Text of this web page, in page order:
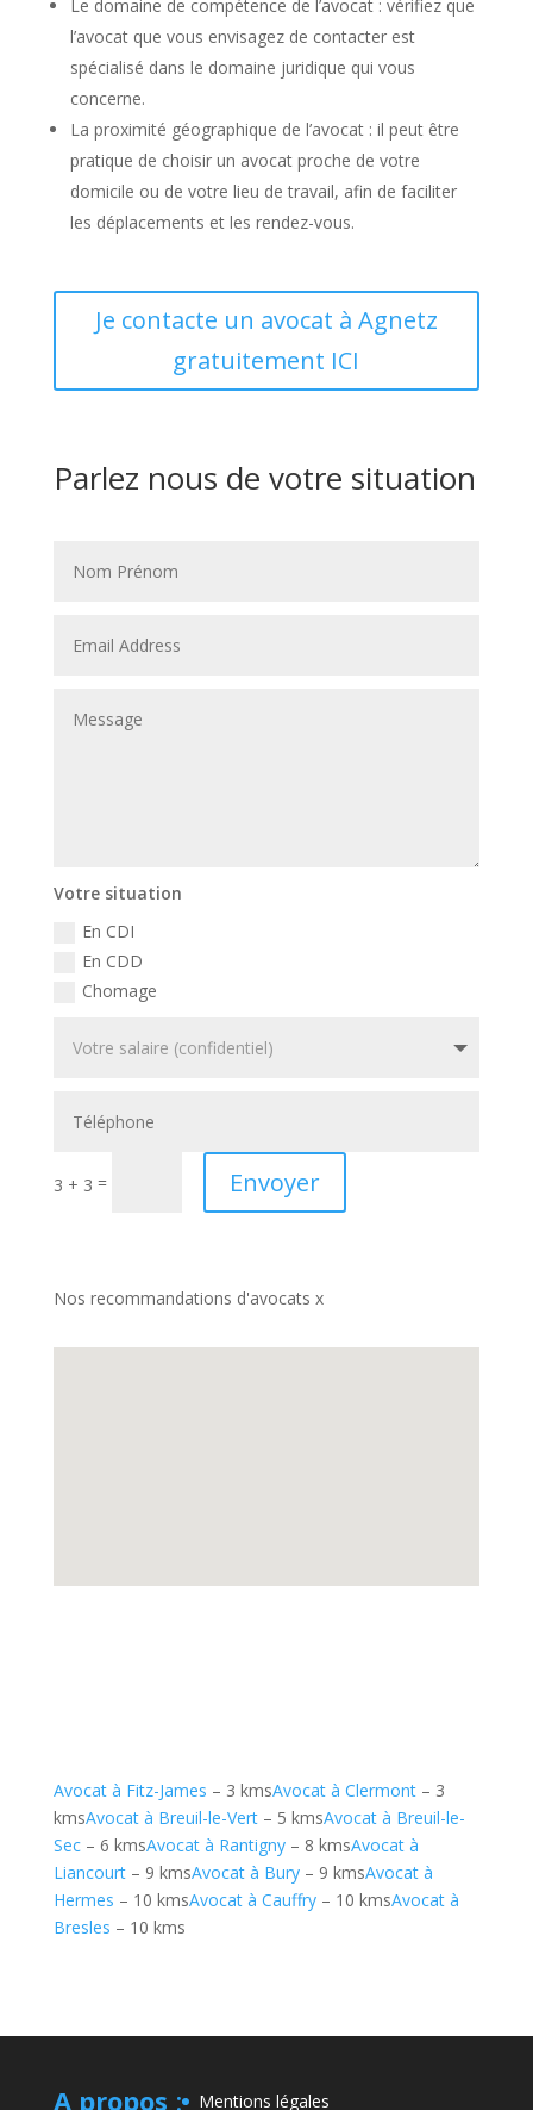
Le domaine de compétence de l’avocat : vérifiez que
l’avocat que vous envisagez de contacter est
spécialisé dans le domaine juridique qui vous
concerne.
La proximité géographique de l’avocat : il peut être
pratique de choisir un avocat proche de votre
domicile ou de votre lieu de travail, afin de faciliter
les déplacements et les rendez-vous.
Je contacte un avocat à Agnetz
gratuitement ICI
Parlez nous de votre situation
Votre situation
En CDI
En CDD
Chomage
3 + 3 = Envoyer
Nos recommandations d'avocats x
Avocat à Fitz-James – 3 kmsAvocat à Clermont– 3
kmsAvocat à Breuil-le-Vert– 5 kmsAvocat à Breuil-le-
Sec– 6 kmsAvocat à Rantigny– 8 kmsAvocat à
Liancourt– 9 kmsAvocat à Bury– 9 kmsAvocat à
Hermes – 10 kmsAvocat à Cauffry– 10 kmsAvocat à
Bresles – 10 kms
A propos :
Mentions légales